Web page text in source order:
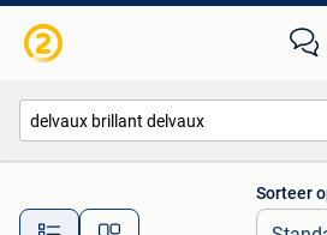
Alle afstanden…
Sorteer